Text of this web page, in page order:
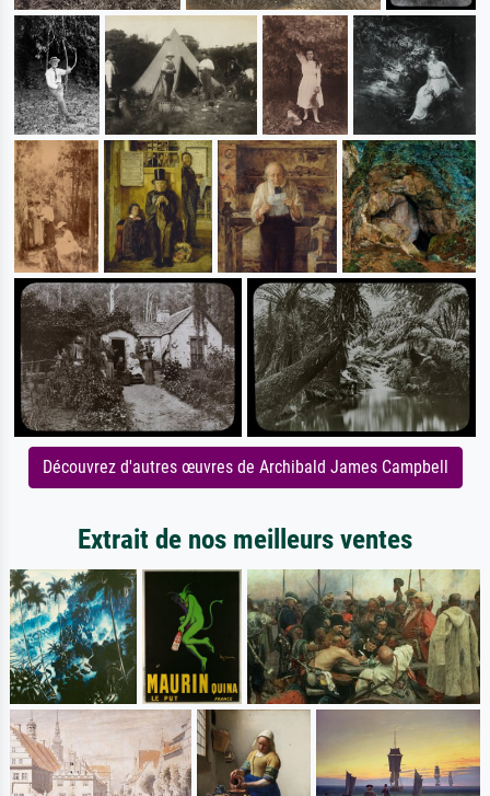
Découvrez d'autres œuvres de Archibald James Campbell
Extrait de nos meilleurs ventes